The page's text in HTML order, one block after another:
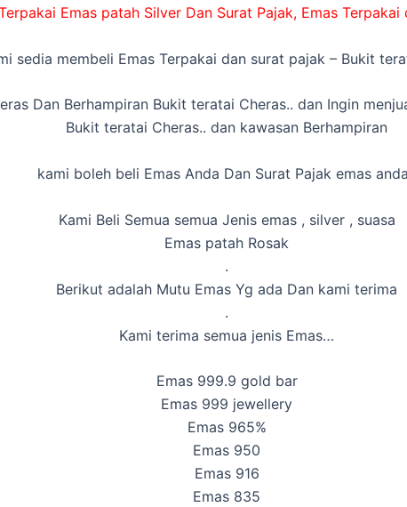
Emas patah Silver Dan Surat Pajak, Emas
sedia membeli Emas Terpakai dan surat pajak – Bukit
Dan Berhampiran Bukit teratai Cheras.. dan Ingin
Bukit teratai Cheras.. dan kawasan Berhampiran
kami boleh beli Emas Anda Dan Surat Pajak emas
Kami Beli Semua semua Jenis emas , silver , suasa
Emas patah Rosak
.
Berikut adalah Mutu Emas Yg ada Dan kami terima
.
Kami terima semua jenis Emas…
Emas 999.9 gold bar
Emas 999 jewellery
Emas 965%
Emas 950
Emas 916
Emas 835